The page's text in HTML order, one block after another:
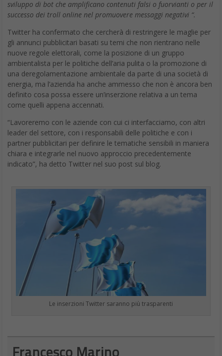
sviluppo di bot che amplificano contenuti falsi o fuorvianti o per il
successo dei troll online nel promuovere messaggi negativi “.
Twitter ha confermato che cercherà di restringere le maglie per
gli annunci pubblicitari basati su temi che non rientrano nelle
nuove regole elettorali, come la posizione di un gruppo
ambientalista per le politiche dell’aria pulita o la promozione di
una deregolamentazione ambientale da parte di una società di
energia, ma l’azienda ha anche ammesso che non è ancora ben
definito cosa possa essere un’inserzione relativa a un tema
come quelli appena accennati.
“Lavoreremo con le aziende con cui ci interfacciamo, con altri
leader del settore, con i responsabili delle politiche e con i
partner pubblicitari per definire le tematiche sensibili in maniera
chiara e integrarle nel nuovo approccio precedentemente
indicato”, ha detto Twitter nel suo post sul blog.
Le inserzioni Twitter saranno più trasparenti
Francesco Marino